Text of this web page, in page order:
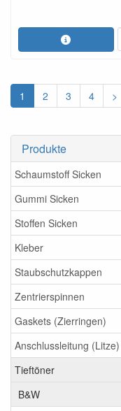
Produkte
Schaumstoff Sicken
Gummi Sicken
Stoffen Sicken
Kleber
Staubschutzkappen
Zentrierspinnen
Gaskets (Zierringen)
Anschlussleitung (Litze)
Tieftöner
B&W
1 2 3 4 >